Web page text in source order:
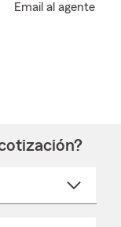
Email al agente